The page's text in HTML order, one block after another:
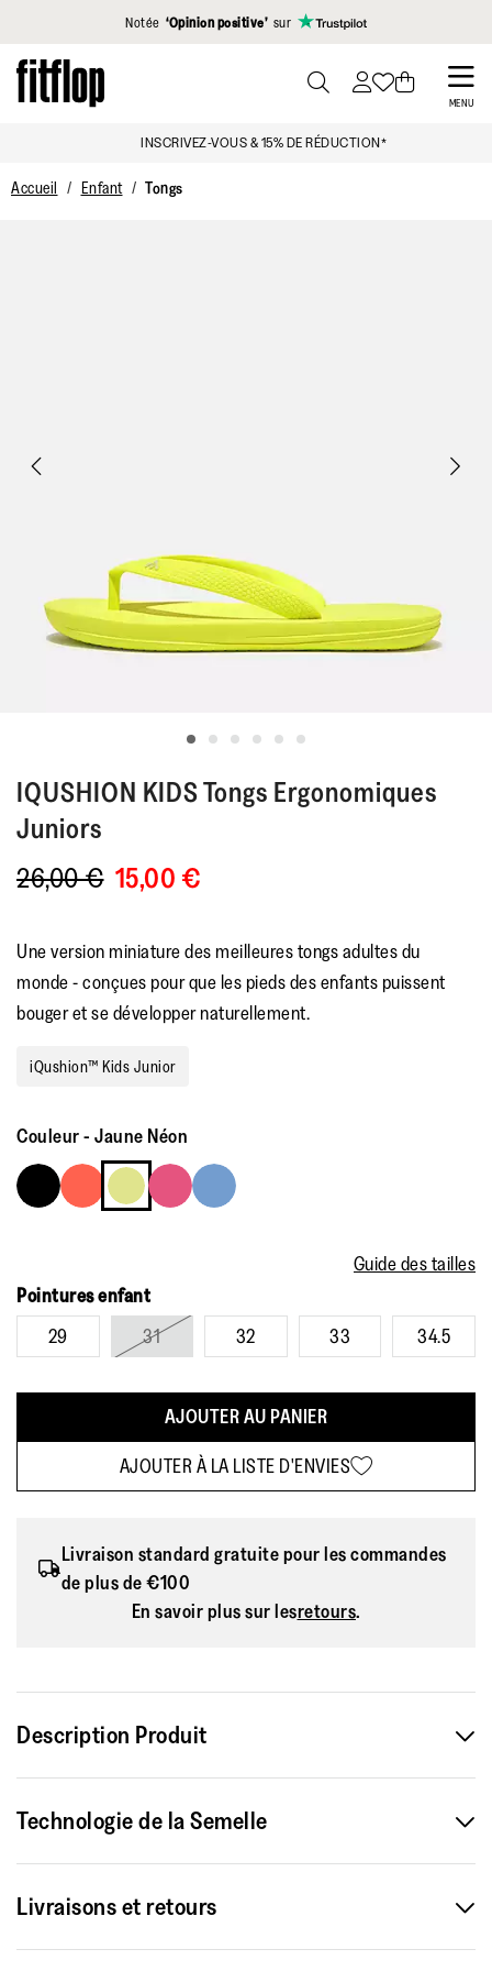
Cliquez pour consulter notre déclaration d'accessibilité
Notée ‘Opinion positive’ sur
Skip
to
MENU
TO
INSCRIVEZ-VOUS & 15% DE RÉDUCTION*
Accueil Enfant Tongs
IQUSHION KIDSTongs Ergonomiques
Juniors
26,00 € 15,00 €
Une version miniature des meilleures tongs adultes du
monde - conçues pour que les pieds des enfants puissent
bouger et se développer naturellement.
iQushion™ Kids Junior
Couleur- Jaune Néon
Guide des tailles
Pointures enfant
29
31 32 33 34.5
AJOUTER AU PANIER
AJOUTER À LA LISTE D'ENVIES
Livraison standard gratuite pour les commandes
de plus de €100
En savoir plus sur lesretours.
Description Produit
iQushion adultes les plus vendues partage leur style cool
pleine croissance ont besoin de chaussures qui
Technologie de la Semelle
Livraisons et retours